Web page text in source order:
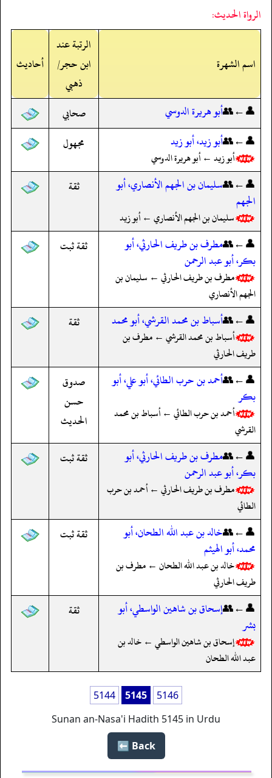
الرواة الحديث:
اسم الشهرة
الرتبة عند
ابن حجر/
ذهبي
أحاديث
👤←👥أبو هريرة الدوسي
صحابي
👤←👥أبو زيد، أبو زيد
أبو زيد ← أبو هريرة الدوسي
مجهول
👤←👥سليمان بن الجهم الأنصاري، أبو
الجهم
سليمان بن الجهم الأنصاري ← أبو زيد
ثقة
👤←👥مطرف بن طريف الحارثي، أبو
بكر، أبو عبد الرحمن
مطرف بن طريف الحارثي ← سليمان بن
الجهم الأنصاري
ثقة ثبت
👤←👥أسباط بن محمد القرشي، أبو محمد
أسباط بن محمد القرشي ← مطرف بن
طريف الحارثي
ثقة
👤←👥أحمد بن حرب الطائي، أبو علي، أبو
بكر
أحمد بن حرب الطائي ← أسباط بن محمد
القرشي
صدوق
حسن
الحديث
👤←👥مطرف بن طريف الحارثي، أبو
بكر، أبو عبد الرحمن
مطرف بن طريف الحارثي ← أحمد بن حرب
الطائي
ثقة ثبت
👤←👥خالد بن عبد الله الطحان، أبو
محمد، أبو الهيثم
خالد بن عبد الله الطحان ← مطرف بن
طريف الحارثي
ثقة ثبت
👤←👥إسحاق بن شاهين الواسطي، أبو
بشر
إسحاق بن شاهين الواسطي ← خالد بن
عبد الله الطحان
ثقة
5144 5145
5146
Sunan an-Nasa'i Hadith 5145 in Urdu
Back ⬅️